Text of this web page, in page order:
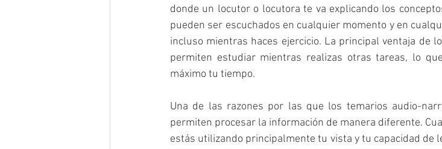
donde un locutor o locutora te va explicando los
pueden ser escuchados en cualquier momento y en
incluso mientras haces ejercicio. La principal ventaja de
permiten estudiar mientras realizas otras tareas, lo
máximo tu tiempo.
Una de las razones por las que los temarios audio-
permiten procesar la información de manera diferente.
estás utilizando principalmente tu vista y tu capacidad de